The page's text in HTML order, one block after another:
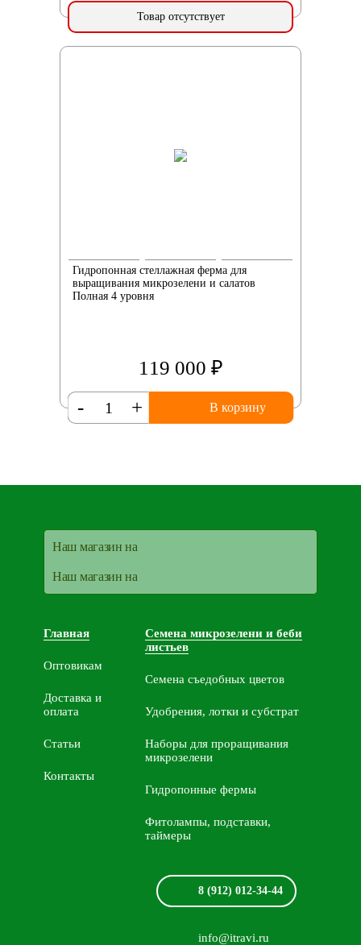
Товар отсутствует
Гидропонная стеллажная ферма для
выращивания микрозелени и салатов
Полная 4 уровня
119 000 ₽
+
- В корзину
Наш магазин на
Наш магазин на
Главная
Оптовикам
Доставка и
оплата
Статьи
Контакты
Семена микрозелени и беби
листьев
Семена съедобных цветов
Удобрения, лотки и субстрат
Наборы для проращивания
микрозелени
Гидропонные фермы
Фитолампы, подставки,
таймеры
8 (912) 012-34-44
info@itravi.ru